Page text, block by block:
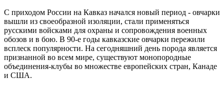
С приходом России на Кавказ начался новый период - овчарки
вышли из своеобразной изоляции, стали применяться
русскими войсками для охраны и сопровождения военных
обозов и в бою. В 90-е годы кавказские овчарки пережили
всплеск популярности. На сегодняшний день порода является
признанной во всем мире, существуют монопородные
объединения-клубы во множестве европейских стран, Канаде
и США.